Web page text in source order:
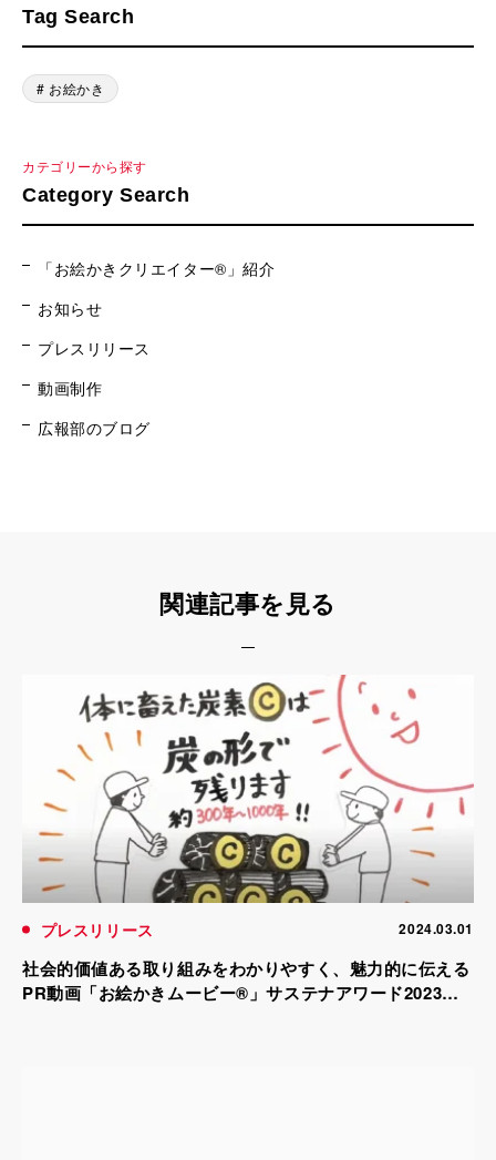
Tag Search
# お絵かき
カテゴリーから探す
Category Search
「お絵かきクリエイター®」紹介
お知らせ
プレスリリース
動画制作
広報部のブログ
関連記事を見る
プレスリリース 2024.03.01
社会的価値ある取り組みをわかりやすく、魅力的に伝える
PR動画「お絵かきムービー®」サステナアワード2023に